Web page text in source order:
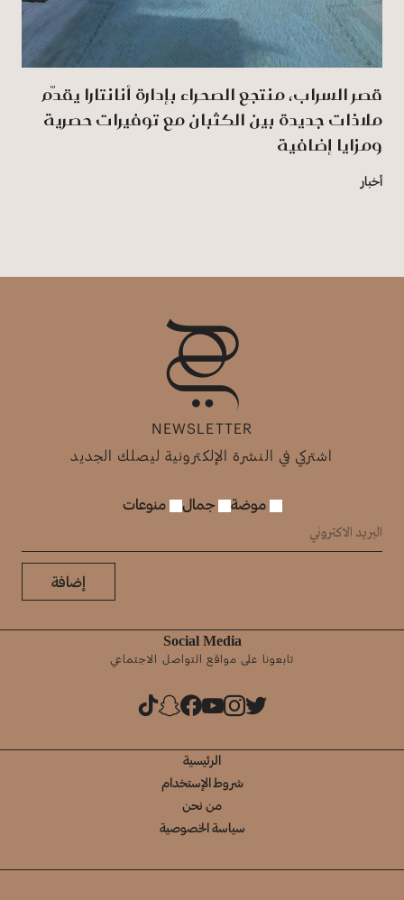
قصر السراب، منتجع الصحراء بإدارة أنانتارا يقدّم
ملاذات جديدة بين الكثبان مع توفيرات حصرية
ومزايا إضافية
أخبار
NEWSLETTER
اشتركي في النشرة الإلكترونية ليصلك الجديد
موضة جمال منوعات
إضافة
Social Media
تابعونا على مواقع التواصل الاجتماعي
الرئيسية
شروط الإستخدام
من نحن
سياسة الخصوصية